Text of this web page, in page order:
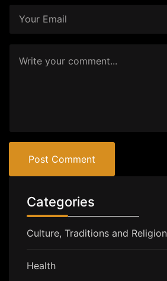
Post Comment
Categories
Culture, Traditions and Religion
Health